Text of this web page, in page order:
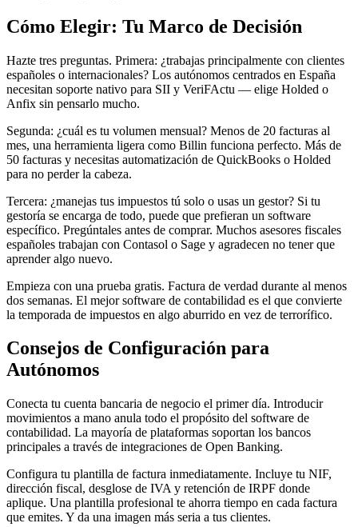
Cómo Elegir: Tu Marco de Decisión
Hazte tres preguntas. Primera: ¿trabajas principalmente con clientes
españoles o internacionales? Los autónomos centrados en España
necesitan soporte nativo para SII y VeriFActu — elige Holded o
Anfix sin pensarlo mucho.
Segunda: ¿cuál es tu volumen mensual? Menos de 20 facturas al
mes, una herramienta ligera como Billin funciona perfecto. Más de
50 facturas y necesitas automatización de QuickBooks o Holded
para no perder la cabeza.
Tercera: ¿manejas tus impuestos tú solo o usas un gestor? Si tu
gestoría se encarga de todo, puede que prefieran un software
específico. Pregúntales antes de comprar. Muchos asesores fiscales
españoles trabajan con Contasol o Sage y agradecen no tener que
aprender algo nuevo.
Empieza con una prueba gratis. Factura de verdad durante al menos
dos semanas. El mejor software de contabilidad es el que convierte
la temporada de impuestos en algo aburrido en vez de terrorífico.
Consejos de Configuración para
Autónomos
Conecta tu cuenta bancaria de negocio el primer día. Introducir
movimientos a mano anula todo el propósito del software de
contabilidad. La mayoría de plataformas soportan los bancos
principales a través de integraciones de Open Banking.
Configura tu plantilla de factura inmediatamente. Incluye tu NIF,
dirección fiscal, desglose de IVA y retención de IRPF donde
aplique. Una plantilla profesional te ahorra tiempo en cada factura
que emites. Y da una imagen más seria a tus clientes.